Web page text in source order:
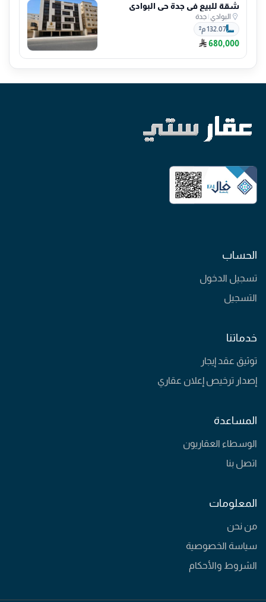
شقة للبيع في جدة حي البوادي
البوادي | جدة
132.07 م²
680,000
الحساب
تسجيل الدخول
التسجيل
خدماتنا
توثيق عقد إيجار
إصدار ترخيص إعلان عقاري
المساعدة
الوسطاء العقاريون
اتصل بنا
المعلومات
من نحن
سياسة الخصوصية
الشروط والأحكام